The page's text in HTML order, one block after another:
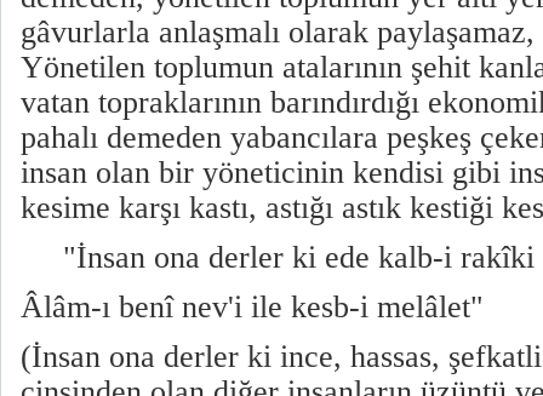
gâvurlarla anlaşmalı olarak
Yönetilen toplumun atalarının şehit
vatan topraklarının barındırdığı
pahalı demeden yabancılara peşkeş
insan olan bir yöneticinin kendisi gibi
kesime karşı kastı, astığı astık kestiği
"İnsan ona derler ki ede kalb-i rakîki
Âlâm-ı benî nev'i ile kesb-i melâlet"
(İnsan ona derler ki ince, hassas,